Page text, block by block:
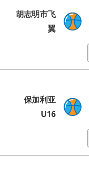
胡志明市飞
翼
保加利亚
U16